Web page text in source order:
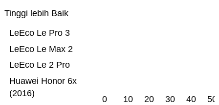
Tinggi lebih Baik
Huawei Honor 6x
(2016)
LeEco Le 2 Pro
LeEco Le Max 2
LeEco Le Pro 3
0 10 20 30 40 50